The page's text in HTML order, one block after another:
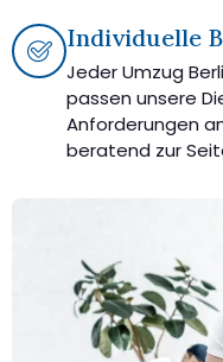
Individuelle
Jeder Umzug
passen unsere
Anforderungen
beratend zur